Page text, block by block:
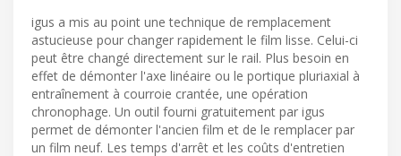
igus a mis au point une technique de remplacement
astucieuse pour changer rapidement le film lisse. Celui-ci
peut être changé directement sur le rail. Plus besoin en
effet de démonter l'axe linéaire ou le portique pluriaxial à
entraînement à courroie crantée, une opération
chronophage. Un outil fourni gratuitement par igus
permet de démonter l'ancien film et de le remplacer par
un film neuf. Les temps d'arrêt et les coûts d'entretien